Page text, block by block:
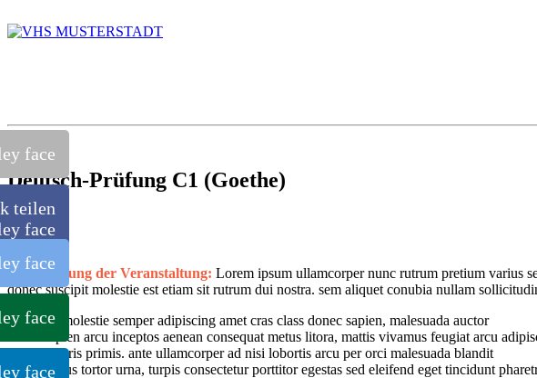
Deutsch-Prüfung C1 (Goethe)
teilen
Beschreibung der Veranstaltung: Lorem ipsum ullamcorper nunc rutrum pretium varius
donec suscipit molestie est etiam sit rutrum dui nostra. sem aliquet conubia nullam
Ut molestie semper adipiscing amet cras class donec sapien, malesuada auctor
sapien arcu inceptos aenean consequat metus litora, mattis vivamus feugiat arcu
mauris primis. ante ullamcorper ad nisi lobortis arcu per orci malesuada blandit
metus tortor urna, turpis consectetur porttitor egestas sed eleifend eget tincidunt